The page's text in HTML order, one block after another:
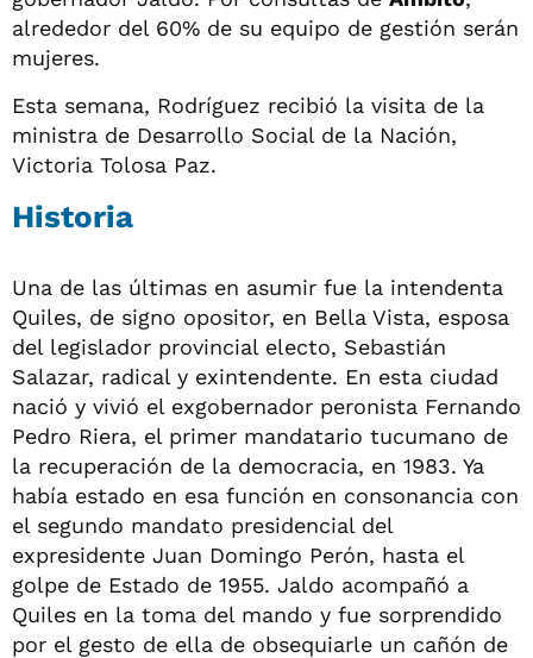
alrededor del 60% de su equipo de gestión serán
mujeres.
Esta semana, Rodríguez recibió la visita de la
ministra de Desarrollo Social de la Nación,
Victoria Tolosa Paz.
Historia
Una de las últimas en asumir fue la intendenta
Quiles, de signo opositor, en Bella Vista, esposa
del legislador provincial electo, Sebastián
Salazar, radical y exintendente. En esta ciudad
nació y vivió el exgobernador peronista Fernando
Pedro Riera, el primer mandatario tucumano de
la recuperación de la democracia, en 1983. Ya
había estado en esa función en consonancia con
el segundo mandato presidencial del
expresidente Juan Domingo Perón, hasta el
golpe de Estado de 1955. Jaldo acompañó a
Quiles en la toma del mando y fue sorprendido
por el gesto de ella de obsequiarle un cañón de